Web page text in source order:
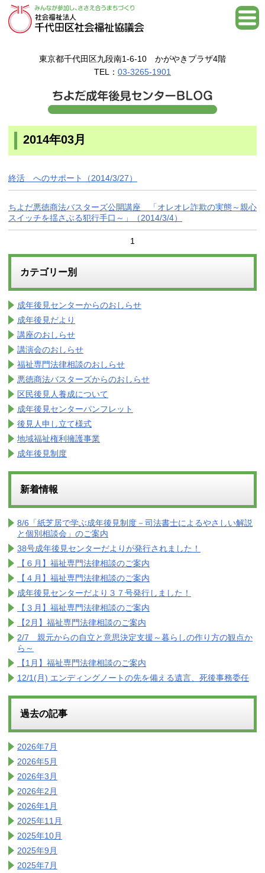
東京都千代田区九段南1-6-10 かがやきプラザ4階
TEL： 03-3265-1901
2014年03月
終活 へのサポート（2014/3/27）
ちよだ悪徳商法バスターズ公開講座 「オレオレ詐欺の実態～親心
スイッチを揺さぶる犯行手口～」（2014/3/4）
1
カテゴリー別
成年後見センターからのおしらせ
成年後見だより
講座のおしらせ
講演会のおしらせ
福祉専門法律相談のおしらせ
悪徳商法バスターズからのおしらせ
区民後見人養成について
成年後見センターパンフレット
後見人申し立て様式
地域福祉権利擁護事業
成年後見制度
新着情報
8/6「紙芝居で学ぶ成年後見制度－司法書士によるやさしい解説
と個別相談会」のご案内
38号成年後見センターだよりが発行されました！
【６月】福祉専門法律相談のご案内
【４月】福祉専門法律相談のご案内
成年後見センターだより３７号発行しました！
【３月】福祉専門法律相談のご案内
【2月】福祉専門法律相談のご案内
2/7 親元からの自立と意思決定支援～暮らしの作り方の観点か
ら～
【1月】福祉専門法律相談のご案内
12/1(月) エンディングノートの先を備える遺言、死後事務委任
過去の記事
2026年7月
2026年5月
2026年3月
2026年2月
2026年1月
2025年11月
2025年10月
2025年9月
2025年7月